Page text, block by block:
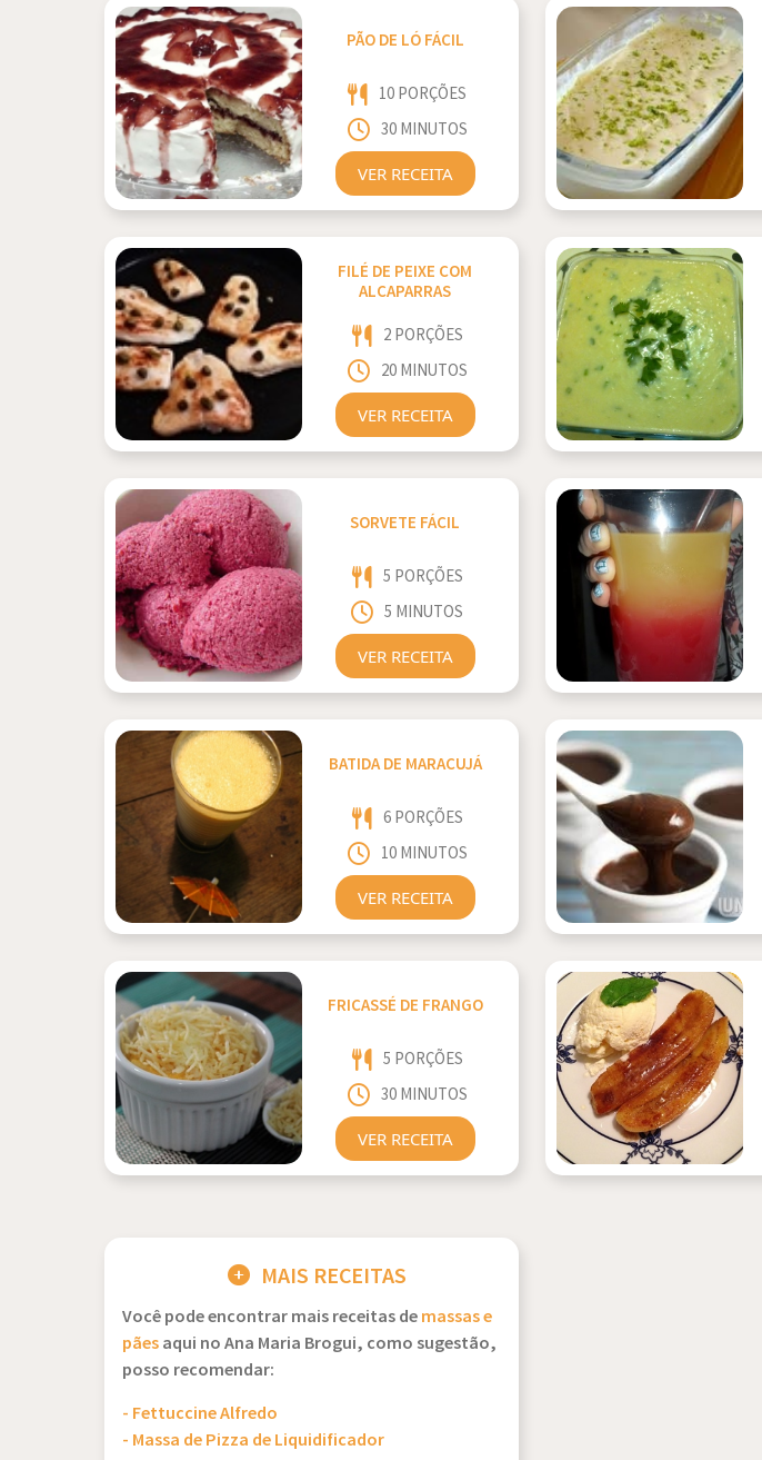
PÃO DE LÓ FÁCIL
10 PORÇÕES
30 MINUTOS
VER RECEITA
FILÉ DE PEIXE COM
ALCAPARRAS
2 PORÇÕES
20 MINUTOS
VER RECEITA
SORVETE FÁCIL
5 PORÇÕES
5 MINUTOS
VER RECEITA
BATIDA DE MARACUJÁ
6 PORÇÕES
10 MINUTOS
VER RECEITA
FRICASSÉ DE FRANGO
5 PORÇÕES
30 MINUTOS
VER RECEITA
MAIS RECEITAS
Você pode encontrar mais receitas demassas e
pãesaqui no Ana Maria Brogui, como sugestão,
posso recomendar:
- Fettuccine Alfredo
- Massa de Pizza de Liquidificador